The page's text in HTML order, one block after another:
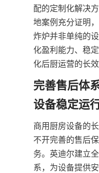
配的定制化解决
地案例充分证明
炸炉并非单纯的
化盈利能力、稳
化后厨运营的长效
完善售后体
设备稳定运
商用厨房设备的
不开完善的售后
务。英迪尔建立
系，为设备提供